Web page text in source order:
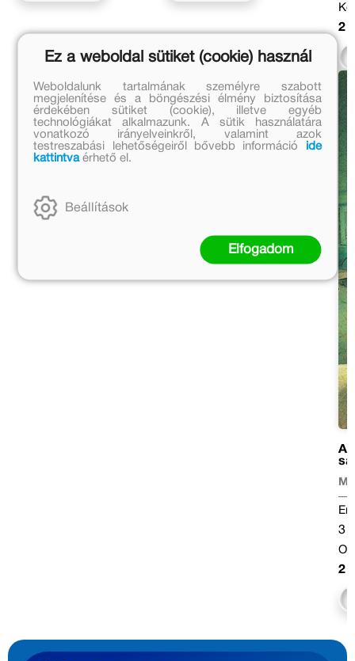
2
A
3
2
Ez a weboldal sütiket (cookie) használ
Weboldalunk tartalmának személyre szabott
megjelenítése és a böngészési élmény biztosítása
érdekében sütiket (cookie), illetve egyéb
technológiákat alkalmazunk. A sütik használatára
vonatkozó irányelveinkről, valamint azok
testreszabási lehetőségeiről bővebb információ
ide
kattintvaérhető el.
Beállítások
Elfogadom